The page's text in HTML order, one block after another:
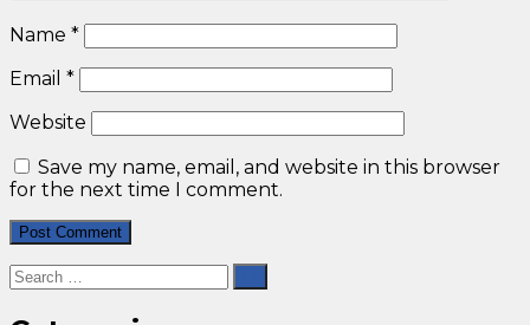
Name *
Email *
Website
Save my name, email, and website in this browser
for the next time I comment.